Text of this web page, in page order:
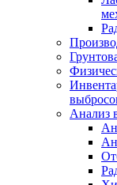
Анализ